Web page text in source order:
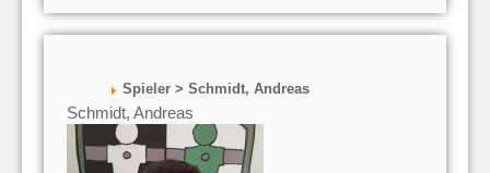
Spieler > Schmidt, Andreas
Schmidt, Andreas